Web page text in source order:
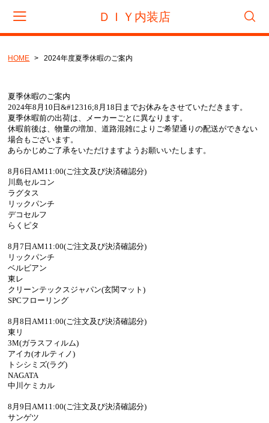
ＤＩＹ内装店
CATEGORY
フロアタイル
サンゲツ
東リ
タジマ
置き敷きビニル床タイル
サンゲツ
リフォームタイル
サンゲツ リフォルタ
東リ ピタフィー
東リ LAYフローリング
塩ビシート
3M™ ダイノック™ フィルム
ベルビアン
リアテック
HOME 2024年度夏季休暇のご案内
夏季休暇のご案内
2024年8月10日&#12316;8月18日までお休みをさせていただきます。
夏季休暇前の出荷は、メーカーごとに異なります。
休暇前後は、物量の増加、道路混雑によりご希望通りの配送ができない
場合もございます。
あらかじめご了承をいただけますようお願いいたします。
8月6日AM11:00(ご注文及び決済確認分)
川島セルコン
ラグタス
リックパンチ
デコセルフ
らくピタ
8月7日AM11:00(ご注文及び決済確認分)
リックパンチ
ベルビアン
東レ
クリーンテックスジャパン(玄関マット)
SPCフローリング
8月8日AM11:00(ご注文及び決済確認分)
東リ
3M(ガラスフィルム)
アイカ(オルティノ)
トシシミズ(ラグ)
NAGATA
中川ケミカル
8月9日AM11:00(ご注文及び決済確認分)
サンゲツ